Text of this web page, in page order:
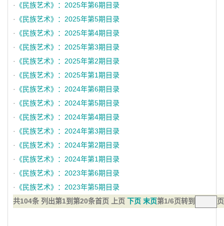
· 《民族艺术》：2025年第6期目录
· 《民族艺术》：2025年第5期目录
· 《民族艺术》：2025年第4期目录
· 《民族艺术》：2025年第3期目录
· 《民族艺术》：2025年第2期目录
· 《民族艺术》：2025年第1期目录
· 《民族艺术》：2024年第6期目录
· 《民族艺术》：2024年第5期目录
· 《民族艺术》：2024年第4期目录
· 《民族艺术》：2024年第3期目录
· 《民族艺术》：2024年第2期目录
· 《民族艺术》：2024年第1期目录
· 《民族艺术》：2023年第6期目录
· 《民族艺术》：2023年第5期目录
共104条 列出第1到第20条首页 上页 下页 末页第1/6页转到 页